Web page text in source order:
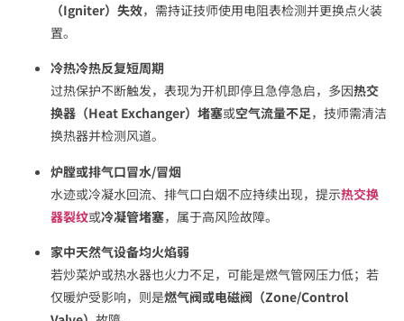
（Igniter）失效，需持证技师使用电阻表检测并更换点火装
置。
冷热冷热反复短周期
过热保护不断触发，表现为开机即停且急停急启，多因热交
换器（Heat Exchanger）堵塞或空气流量不足，技师需清洁
换热器并检测风道。
炉膛或排气口冒水/冒烟
水迹或冷凝水回流、排气口白烟不应持续出现，提示热交换
器裂纹或冷凝管堵塞，属于高风险故障。
家中天然气设备均火焰弱
若炒菜炉或热水器也火力不足，可能是燃气管网压力低；若
仅暖炉受影响，则是燃气阀或电磁阀（Zone/Control